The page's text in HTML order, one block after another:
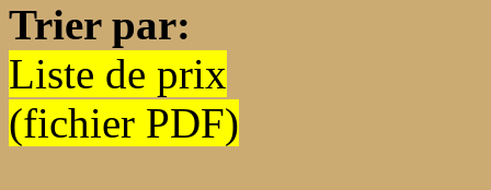
Trier par:
Liste de prix
(fichier PDF)